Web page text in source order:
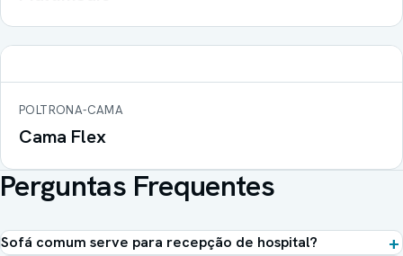
POLTRONA-CAMA
Cama Flex
Perguntas Frequentes
Sofá comum serve para recepção de hospital?